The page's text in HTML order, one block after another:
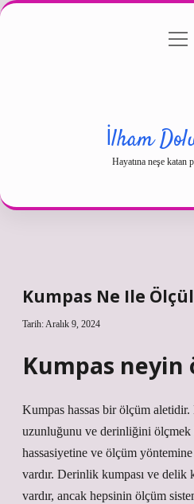
Gizlilik
İlham
Hayatına neşe katan
Kumpas Ne Ile
Tarih: Aralık 9, 2024
Kumpas neyin
Kumpas hassas bir ölçüm
uzunluğunu ve derinliğini ölçmek
hassasiyetine ve ölçüm
vardır. Derinlik kumpası ve delik
vardır, ancak hepsinin ölçüm